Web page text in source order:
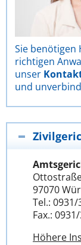
Sie benötigen
richtigen
unser
und
97070
Tel.: 0931/
Fax.:
Höhere